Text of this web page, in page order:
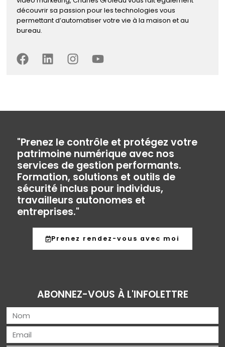
découvrir sa passion pour les technologies vous
permettant d’automatiser votre vie à la maison et au
bureau.
"Prenez le contrôle et protégez votre
patrimoine numérique avec nos
services de gestion performants.
Formation, solutions et outils de
sécurité inclus pour individus,
travailleurs autonomes et
entreprises."
Prenez rendez-vous avec moi
ABONNEZ-VOUS À L'INFOLETTRE